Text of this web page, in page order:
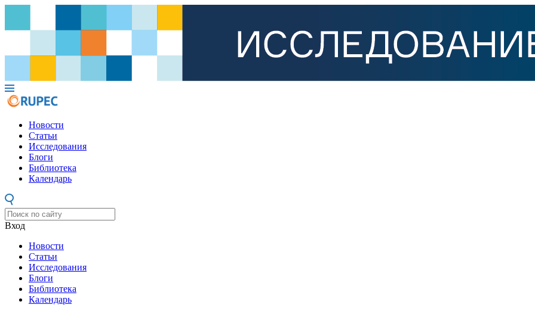
Новости
Статьи
Исследования
Блоги
Библиотека
Календарь
Вход
Новости
Статьи
Исследования
Блоги
Библиотека
Календарь